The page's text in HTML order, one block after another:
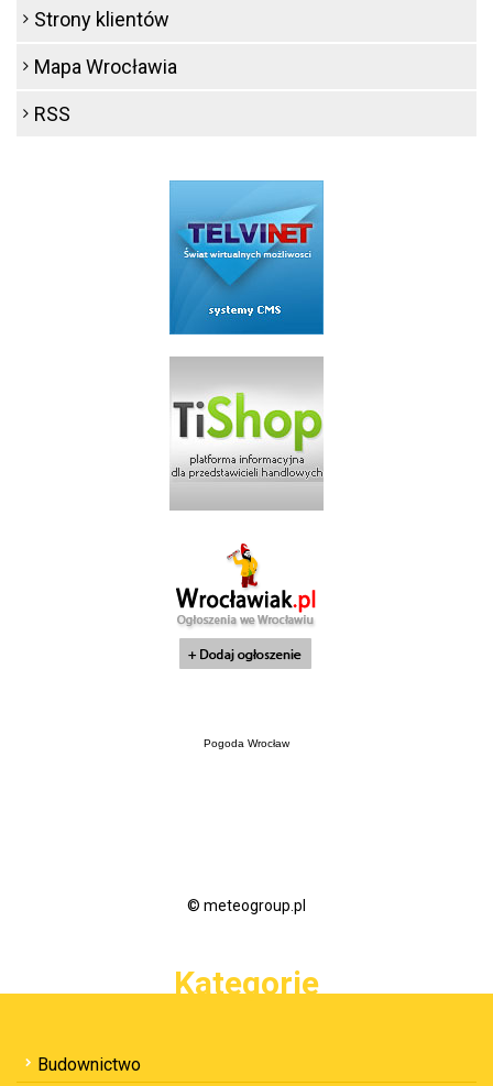
Strony klientów
Mapa Wrocławia
RSS
Pogoda Wrocław
© meteogroup.pl
Kategorie
Budownictwo